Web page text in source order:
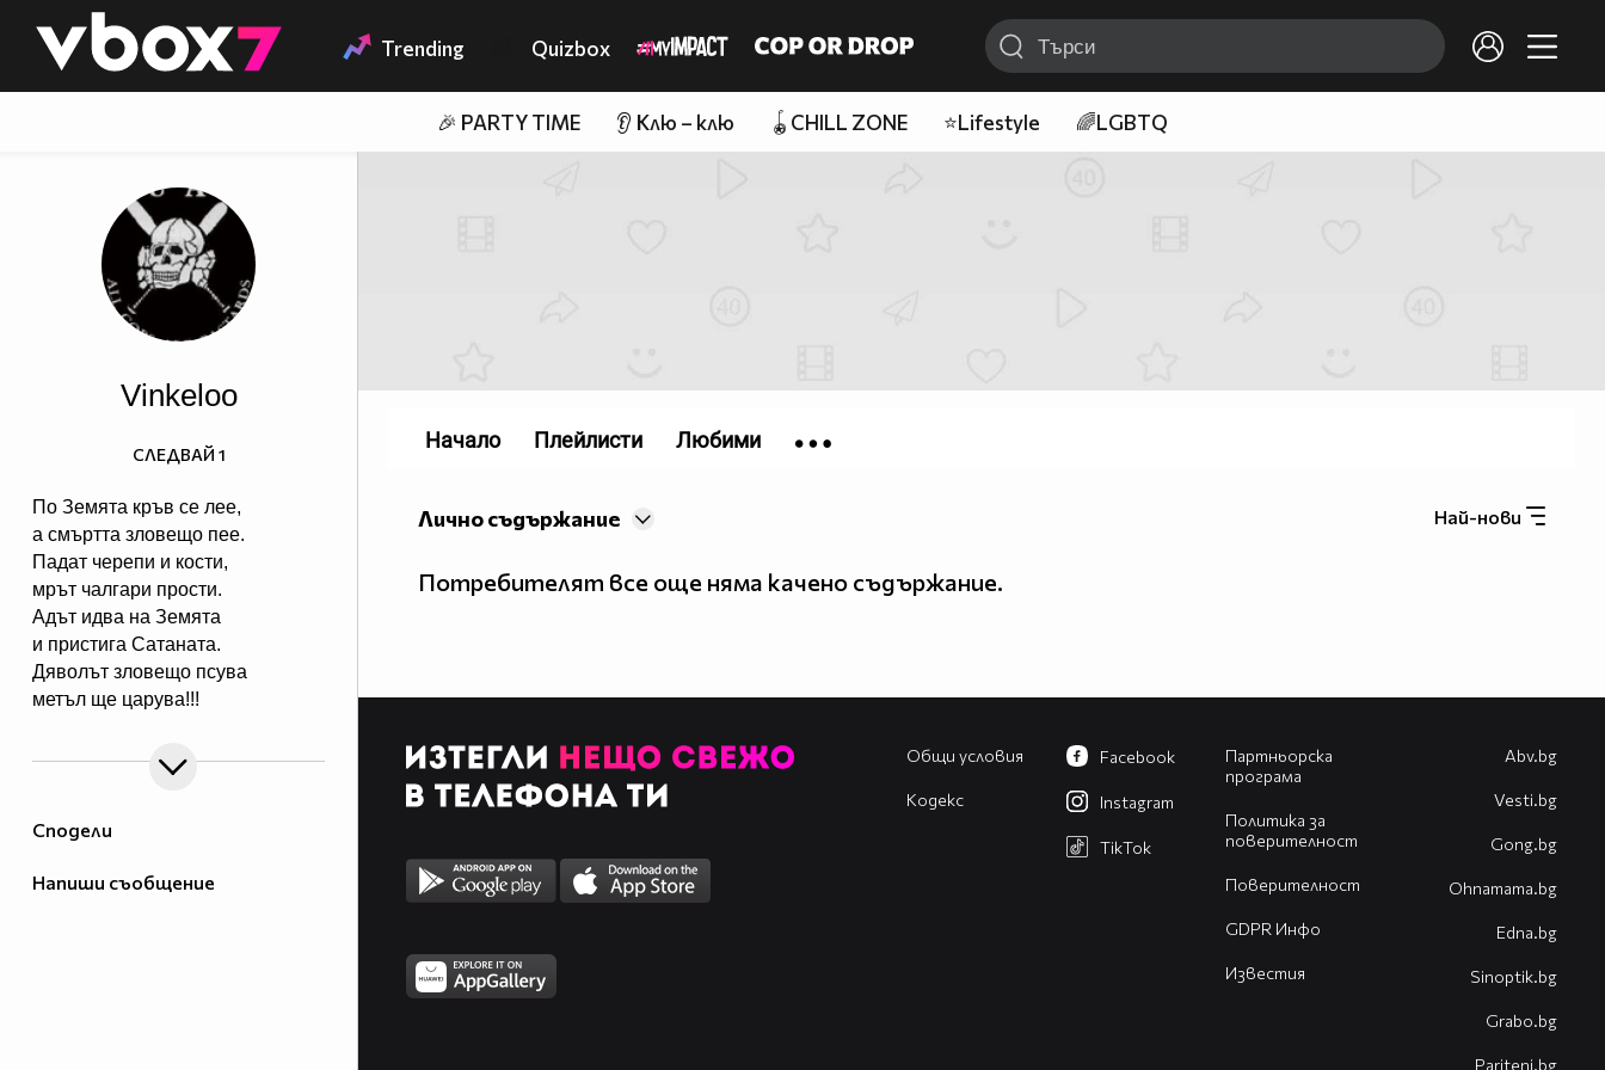
👾 Trending Quizbox
🎉 PARTY TIME 👂 Клю – клю 🪀CHILL ZONE ⭐Lifestyle 🌈LGBTQ
Сподели
Напиши съобщение
Vinkeloo
По Земята кръв се лее,
а смъртта зловещо пее.
Падат черепи и кости,
мрът чалгари прости.
Адът идва на Земята
и пристига Сатаната.
Дяволът зловещо псува
метъл ще царува!!!
СЛЕДВАЙ 1
Най-нови
Лично съдържание
Потребителят все още няма качено съдържание.
Начало Плейлисти Любими
Общи условия
Кодекс
Партньорска
програма
Политика за
поверителност
Поверителност
GDPR Инфо
Известия
Facebook
Instagram
TikTok
Abv.bg
Vesti.bg
Gong.bg
Оhnamama.bg
Edna.bg
Sinoptik.bg
Grabo.bg
Pariteni.bg